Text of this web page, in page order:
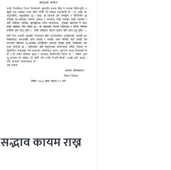
सद्भाव कायम राख्न